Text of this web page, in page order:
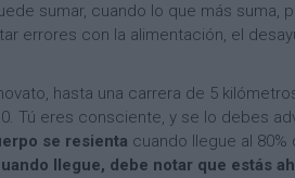
sumar, cuando lo que más suma,
errores con la alimentación, el
hasta una carrera de 5
Tú eres consciente, y se lo debes
se resienta cuando llegue al
llegue, debe notar que estás